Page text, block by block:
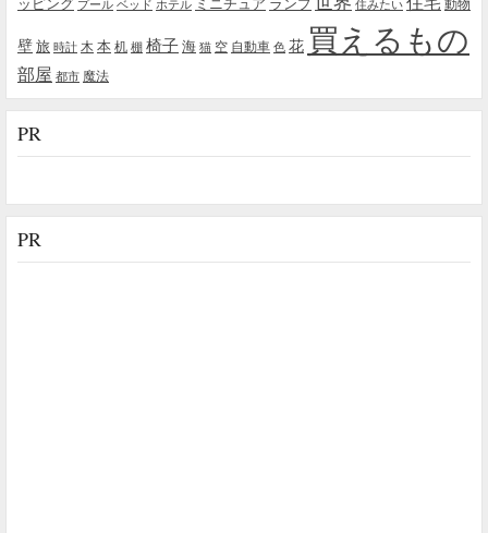
プール ベッド ホテル ランプ 住みたい 動物
壁旅 時計 木 本机 棚 椅子海 猫 空 自動車 色 花 買えるもの
部屋 都市 魔法
PR
PR